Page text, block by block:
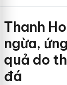
Thanh
ngừa,
quả do
đá